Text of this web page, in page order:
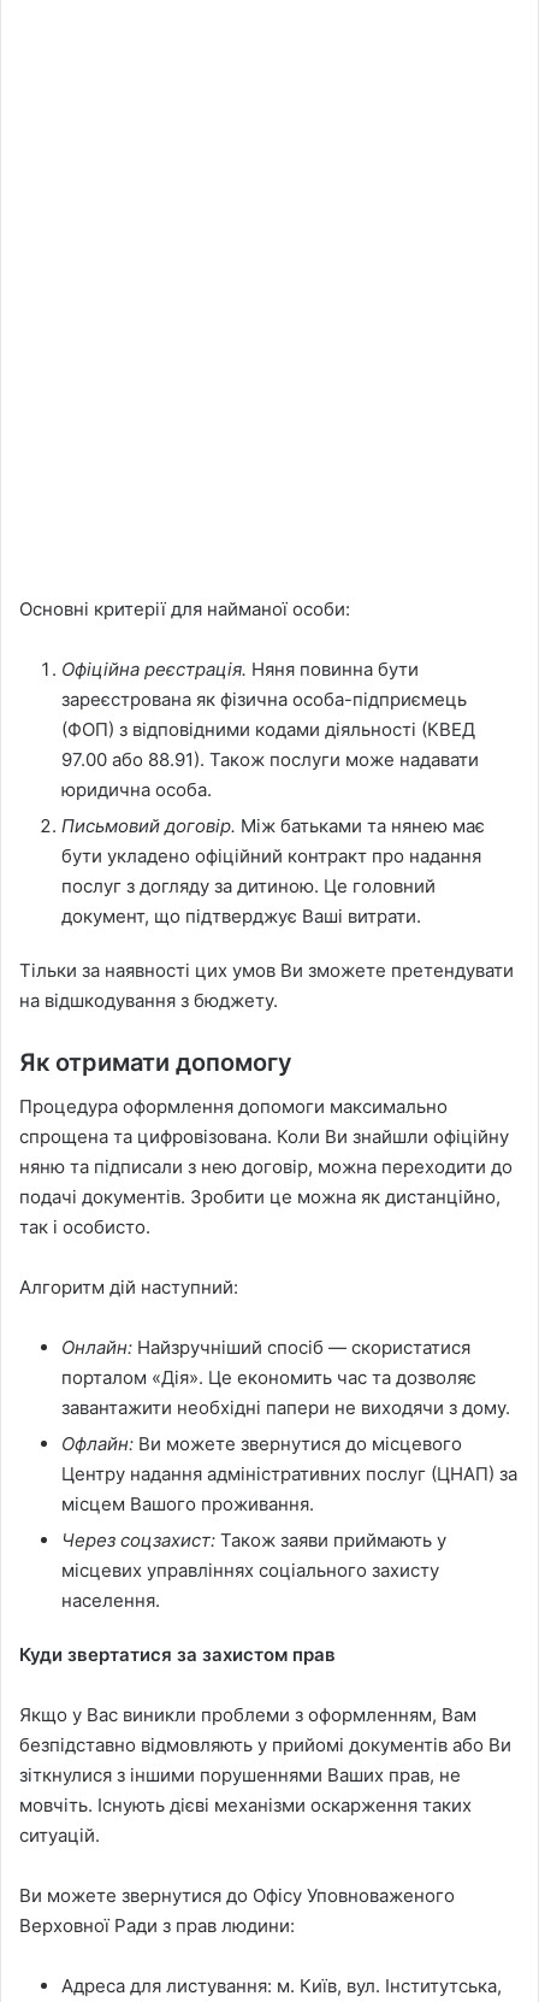
Основні критерії для найманої особи:
Офіційна реєстрація. Няня повинна бути
зареєстрована як фізична особа-підприємець
(ФОП) з відповідними кодами діяльності (КВЕД
97.00 або 88.91). Також послуги може надавати
юридична особа.
Письмовий договір. Між батьками та нянею має
бути укладено офіційний контракт про надання
послуг з догляду за дитиною. Це головний
документ, що підтверджує Ваші витрати.
Тільки за наявності цих умов Ви зможете претендувати
на відшкодування з бюджету.
Як отримати допомогу
Процедура оформлення допомоги максимально
спрощена та цифровізована. Коли Ви знайшли офіційну
няню та підписали з нею договір, можна переходити до
подачі документів. Зробити це можна як дистанційно,
так і особисто.
Алгоритм дій наступний:
Онлайн: Найзручніший спосіб — скористатися
порталом «Дія». Це економить час та дозволяє
завантажити необхідні папери не виходячи з дому.
Офлайн: Ви можете звернутися до місцевого
Центру надання адміністративних послуг (ЦНАП) за
місцем Вашого проживання.
Через соцзахист: Також заяви приймають у
місцевих управліннях соціального захисту
населення.
Куди звертатися за захистом прав
Якщо у Вас виникли проблеми з оформленням, Вам
безпідставно відмовляють у прийомі документів або Ви
зіткнулися з іншими порушеннями Ваших прав, не
мовчіть. Існують дієві механізми оскарження таких
ситуацій.
Ви можете звернутися до Офісу Уповноваженого
Верховної Ради з прав людини:
Адреса для листування: м. Київ, вул. Інститутська,